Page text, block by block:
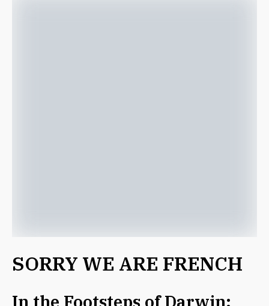
SORRY WE ARE FRENCH
In the Footsteps of Darwin: